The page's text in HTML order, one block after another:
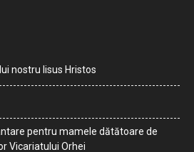
nostru Iisus Hristos
pentru mamele dătătoare de
Vicariatului Orhei